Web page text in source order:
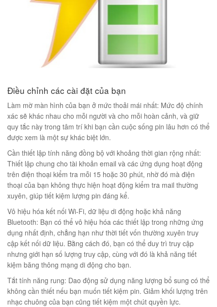
Jeep giá rẻ 04
hàn quốc cao cấp
₫
GIỎ
Túi đeo chéo nam công sở da bò sáp đựng tài liệu A4 KT57
₫
GIỎ
Điều chỉnh các cài đặt của bạn
Làm mờ màn hình của bạn ở mức thoải mái nhất: Mức độ chính
xác sẽ khác nhau cho mỗi người và cho mỗi hoàn cảnh, và giữ
quy tắc này trong tâm trí khi bạn cần cuộc sống pin lâu hơn có thể
được xem là một sự khác biệt lớn.
Cần thiết lập tính năng đồng bộ với khoảng thời gian rộng nhất:
Thiết lập chung cho tài khoản email và các ứng dụng hoạt động
trên điện thoại kiểm tra mỗi 15 hoặc 30 phút, nhờ đó mà điện
thoại của bạn không thực hiện hoạt động kiểm tra mail thường
xuyên, giúp tiết kiệm lượng pin đáng kể.
Vô hiệu hóa kết nối Wi-Fi, dữ liệu di động hoặc khả năng
Bluetooth: Bạn có thể vô hiệu hóa các thiết lập trong những ứng
dụng nhất định, chẳng hạn như thời tiết vốn thường xuyên truy
cập kết nối dữ liệu. Bằng cách đó, bạn có thể duy trì truy cập
nhưng giới hạn số lượng truy cập, cùng với đó là khả năng tiết
kiệm băng thông mạng di động cho bạn.
Tắt tính năng rung: Dao động sử dụng năng lượng bổ sung có thể
không cần thiết nếu bạn muốn tiết kiệm pin. Giảm khối lượng trên
nhạc chuông của bạn cũng tiết kiệm một chút quyền lực.